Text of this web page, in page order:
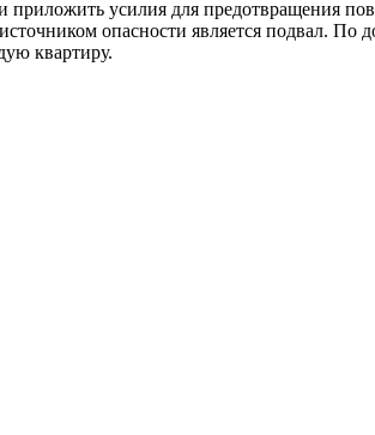
усилия для предотвращения
опасности является подвал.
квартиру.